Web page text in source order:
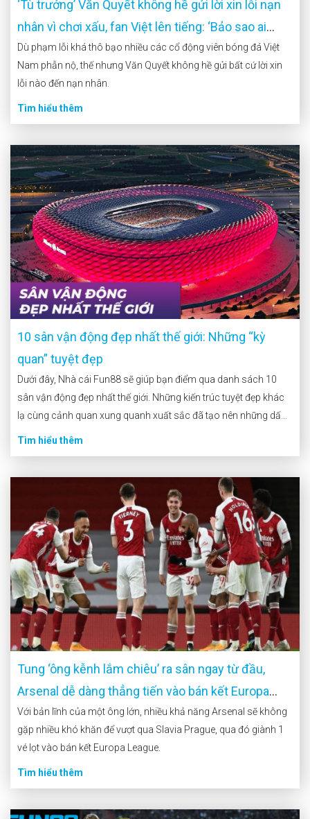
‘Tù trưởng’ Văn Quyết không hề gửi lời xin lỗi nạn
nhân vì chơi xấu, fan Việt lên tiếng: ‘Bảo sao ai
cũng ghét’
Dù phạm lỗi khá thô bạo nhiều các cổ động viên bóng đá Việt
Nam phẫn nộ, thế nhưng Văn Quyết không hề gửi bất cứ lời xin
lỗi nào đến nạn nhân.
Tìm hiểu thêm
10 sân vận động đẹp nhất thế giới: Những “kỳ
quan” tuyệt đẹp
Dưới đây, Nhà cái Fun88 sẽ giúp bạn điểm qua danh sách 10
sân vận động đẹp nhất thế giới. Những kiến trúc tuyệt đẹp khác
lạ cùng cảnh quan xung quanh xuất sắc đã tạo nên những dấu
ấn vô cùng đặc biệt cho các sân đấu này. Cùng […]
Tìm hiểu thêm
Tung ‘ông kễnh lắm chiêu’ ra sân ngay từ đầu,
Arsenal dễ dàng thẳng tiến vào bán kết Europa
League?
Với bản lĩnh của một ông lớn, nhiều khả năng Arsenal sẽ không
gặp nhiều khó khăn để vượt qua Slavia Prague, qua đó giành 1
vé lọt vào bán kết Europa League.
Tìm hiểu thêm